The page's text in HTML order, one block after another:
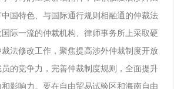
国特色、与国际通行规则相融通的仲裁法
际一流的仲裁机构、律师事务所上采取硬
法修改工作，聚焦提高涉外仲裁制度开放
的竞争力，完善仲裁制度规则，全面提升
影响力。要在自由贸易试验区和海南自由